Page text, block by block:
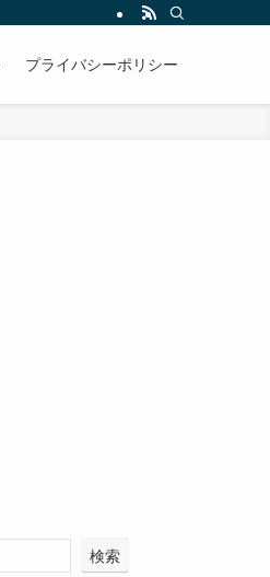
プライバシーポリシー
検索